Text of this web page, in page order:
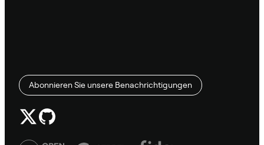
Abonnieren Sie unsere Benachrichtigungen